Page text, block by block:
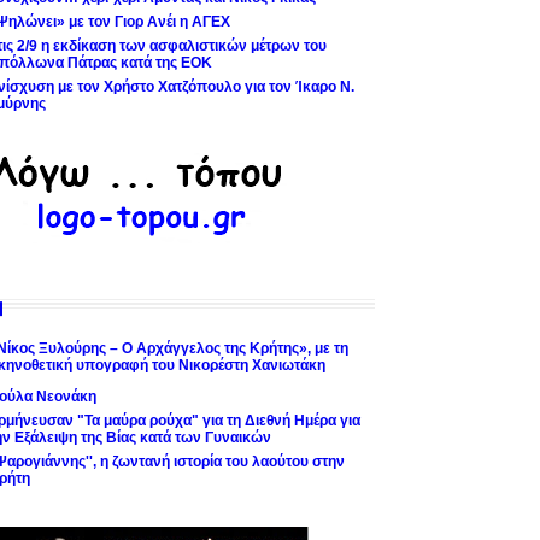
με τον Γιορ Ανέι η ΑΓΕΧ
2/9 η εκδίκαση των ασφαλιστικών μέτρων του
Πάτρας κατά της ΕΟΚ
με τον Χρήστο Χατζόπουλο για τον Ίκαρο Ν.
Ξυλούρης – Ο Αρχάγγελος της Κρήτης», με τη
υπογραφή του Νικορέστη Χανιωτάκη
Νεονάκη
"Τα μαύρα ρούχα" για τη Διεθνή Ημέρα για
Εξάλειψη της Βίας κατά των Γυναικών
η ζωντανή ιστορία του λαούτου στην